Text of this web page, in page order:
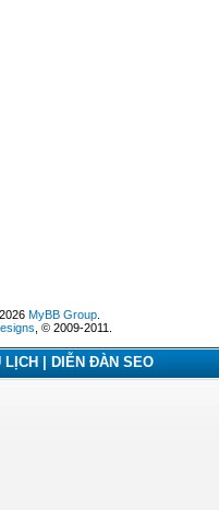
MyBB Group.
, © 2009-2011.
LỊCH | DIỄN ĐÀN SEO